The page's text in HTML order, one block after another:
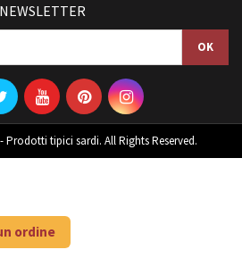
NEWSLETTER
Prodotti tipici sardi. All Rights Reserved.
ordine